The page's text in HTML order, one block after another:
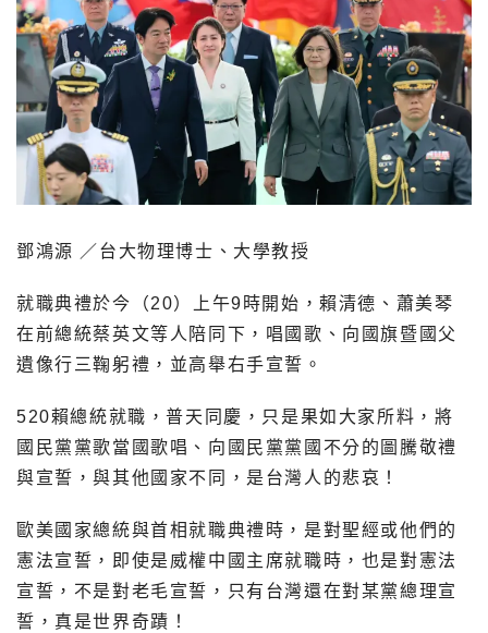
鄧鴻源 ／台大物理博士、大學教授
就職典禮於今（20）上午9時開始，賴清德、蕭美琴
在前總統蔡英文等人陪同下，唱國歌、向國旗暨國父
遺像行三鞠躬禮，並高舉右手宣誓。
520賴總統就職，普天同慶，只是果如大家所料，將
國民黨黨歌當國歌唱、向國民黨黨國不分的圖騰敬禮
與宣誓，與其他國家不同，是台灣人的悲哀！
歐美國家總統與首相就職典禮時，是對聖經或他們的
憲法宣誓，即使是威權中國主席就職時，也是對憲法
宣誓，不是對老毛宣誓，只有台灣還在對某黨總理宣
誓，真是世界奇蹟！